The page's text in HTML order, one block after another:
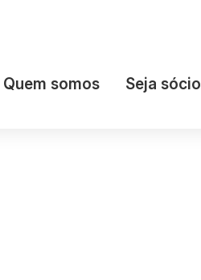
Quem somos Seja sócio